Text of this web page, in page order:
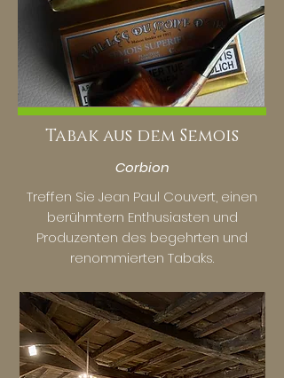
Tabak aus dem Semois
Corbion
Treffen Sie Jean Paul Couvert, einen
berühmtern Enthusiasten und
Produzenten des begehrten und
renommierten Tabaks.